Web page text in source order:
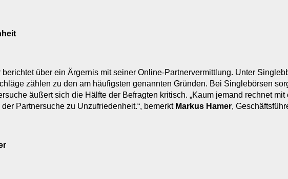
über ein Ärgernis mit seiner Online-Partnervermittlung. Unter
zählen zu den am häufigsten genannten Gründen. Bei Singlebörsen
äußert sich die Hälfte der Befragten kritisch. „Kaum jemand rechnet
Partnersuche zu Unzufriedenheit.“, bemerkt Markus Hamer,